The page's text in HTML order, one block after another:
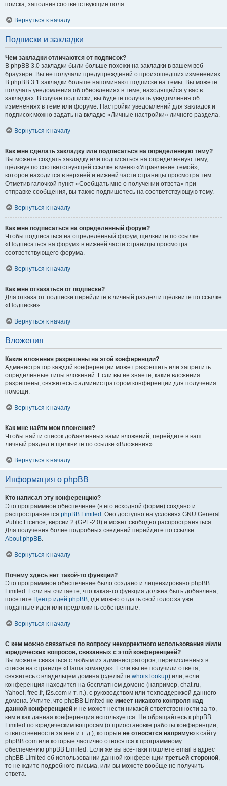
поиска, заполнив соответствующие поля.
Вернуться к началу
Подписки и закладки
Чем закладки отличаются от подписок?
В phpBB 3.0 закладки были больше похожи на закладки в вашем веб-
браузере. Вы не получали предупреждений о произошедших изменениях.
В phpBB 3.1 закладки больше напоминают подписки на темы. Вы можете
получать уведомления об обновлениях в теме, находящейся у вас в
закладках. В случае подписки, вы будете получать уведомления об
изменениях в теме или форуме. Настройки уведомлений для закладок и
подписок можно задать на вкладке «Личные настройки» личного раздела.
Вернуться к началу
Как мне сделать закладку или подписаться на определённую тему?
Вы можете создать закладку или подписаться на определённую тему,
щёлкнув по соответствующей ссылке в меню «Управление темой»,
которое находится в верхней и нижней части страницы просмотра тем.
Отметив галочкой пункт «Сообщать мне о получении ответа» при
отправке сообщения, вы также подпишетесь на соответствующую тему.
Вернуться к началу
Как мне подписаться на определённый форум?
Чтобы подписаться на определённый форум, щёлкните по ссылке
«Подписаться на форум» в нижней части страницы просмотра
соответствующего форума.
Вернуться к началу
Как мне отказаться от подписки?
Для отказа от подписки перейдите в личный раздел и щёлкните по ссылке
«Подписки».
Вернуться к началу
Вложения
Какие вложения разрешены на этой конференции?
Администратор каждой конференции может разрешить или запретить
определённые типы вложений. Если вы не знаете, какие вложения
разрешены, свяжитесь с администратором конференции для получения
помощи.
Вернуться к началу
Как мне найти мои вложения?
Чтобы найти список добавленных вами вложений, перейдите в ваш
личный раздел и щёлкните по ссылке «Вложения».
Вернуться к началу
Информация о phpBB
Кто написал эту конференцию?
Это программное обеспечение (в его исходной форме) создано и
распространяется phpBB Limited . Оно доступно на условиях GNU General
Public Licence, версии 2 (GPL-2.0) и может свободно распространяться.
Для получения более подробных сведений перейдите по ссылке
About phpBB.
Вернуться к началу
Почему здесь нет такой-то функции?
Это программное обеспечение было создано и лицензировано phpBB
Limited. Если вы считаете, что какая-то функция должна быть добавлена,
посетите Центр идей phpBB, где можно отдать свой голос за уже
поданные идеи или предложить собственные.
Вернуться к началу
С кем можно связаться по вопросу некорректного использования и/или
юридических вопросов, связанных с этой конференцией?
Вы можете связаться с любым из администраторов, перечисленных в
списке на странице «Наша команда». Если вы не получили ответа,
свяжитесь с владельцем домена (сделайте whois lookup) или, если
конференция находится на бесплатном домене (например, chat.ru,
Yahoo!, free.fr, f2s.com и т. п.), с руководством или техподдержкой данного
домена. Учтите, что phpBB Limited не имеет никакого контроля над
данной конференцией и не может нести никакой ответственности за то,
кем и как данная конференция используется. Не обращайтесь к phpBB
Limited по юридическим вопросам (о приостановке работы конференции,
ответственности за неё и т. д.), которые не относятся напрямую к сайту
phpBB.com или которые частично относятся к программному
обеспечению phpBB Limited. Если же вы всё-таки пошлёте email в адрес
phpBB Limited об использовании данной конференции третьей стороной,
то не ждите подробного письма, или вы можете вообще не получить
ответа.